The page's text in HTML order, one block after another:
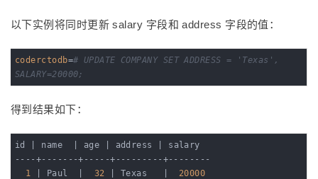
以下实例将同时更新 salary 字段和 address 字段的值：
coderctodb=# UPDATE COMPANY SET ADDRESS = 'Texas',
SALARY=20000;
得到结果如下：
id | name  | age | address |
salary
----+-------+-----+---------+--------
1
| Paul  | 32 | Texas   |
20000